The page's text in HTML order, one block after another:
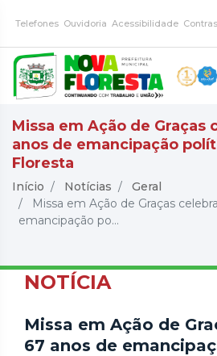
Telefones Ouvidoria Acessibilidade
Missa em Ação de Graças
anos de emancipação
Floresta
Início Notícias
Geral
Missa em Ação de Graças
emancipação po...
NOTÍCIA
Missa em Ação de
67 anos de